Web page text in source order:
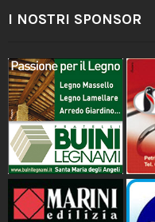
I NOSTRI SPONSOR